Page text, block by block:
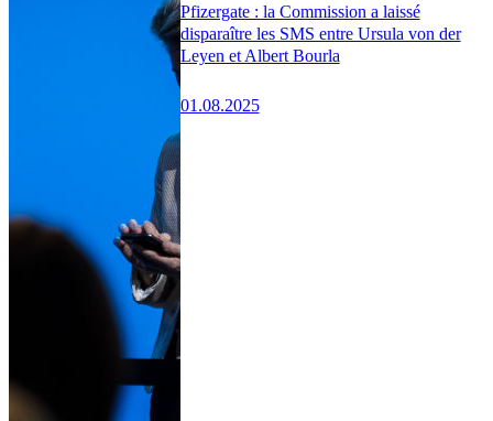
Pfizergate : la Commission a laissé
disparaître les SMS entre Ursula von der
Leyen et Albert Bourla
01.08.2025